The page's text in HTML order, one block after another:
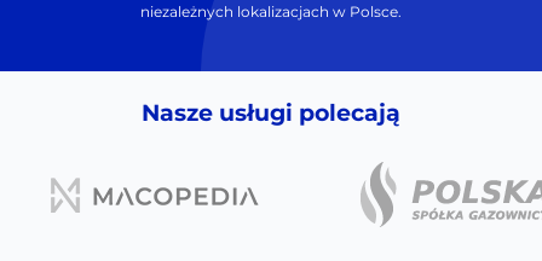
niezależnych lokalizacjach w Polsce.
Nasze usługi polecają